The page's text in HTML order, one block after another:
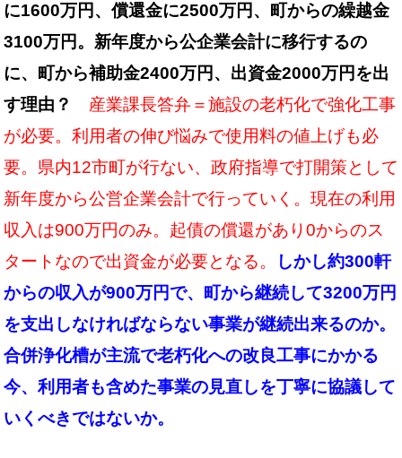
に1600万円、償還金に2500万円、町からの繰越金
3100万円。新年度から公企業会計に移行するの
に、町から補助金2400万円、出資金2000万円を出
す理由？ 産業課長答弁＝施設の老朽化で強化工事
が必要。利用者の伸び悩みで使用料の値上げも必
要。県内12市町が行ない、政府指導で打開策として
新年度から公営企業会計で行っていく。現在の利用
収入は900万円のみ。起債の償還があり0からのス
タートなので出資金が必要となる。
しかし約300軒
からの収入が900万円で、町から継続して3200万円
を支出しなければならない事業が継続出来るのか。
合併浄化槽が主流で老朽化への改良工事にかかる
今、利用者も含めた事業の見直しを丁寧に協議して
いくべきではないか。